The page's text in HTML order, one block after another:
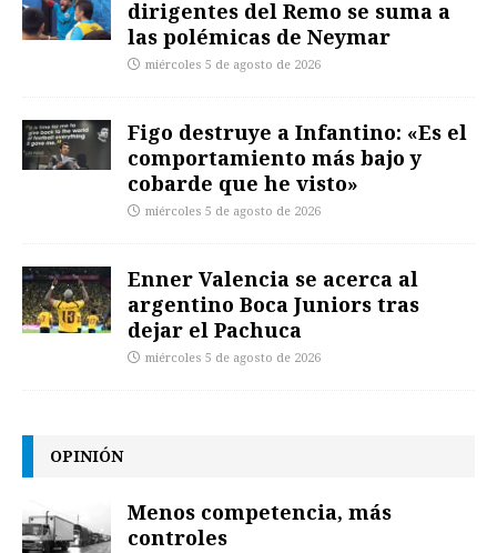
dirigentes del Remo se suma a
las polémicas de Neymar
miércoles 5 de agosto de 2026
Figo destruye a Infantino: «Es el
comportamiento más bajo y
cobarde que he visto»
miércoles 5 de agosto de 2026
Enner Valencia se acerca al
argentino Boca Juniors tras
dejar el Pachuca
miércoles 5 de agosto de 2026
OPINIÓN
Menos competencia, más
controles